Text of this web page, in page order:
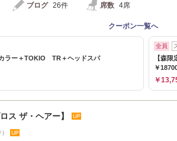
ブログ 26件 席数 4席
クーポン一覧へ
カラー＋TOKIO TR＋ヘッドスパ
全員
【森
￥
￥
ス ザ・ヘアー】